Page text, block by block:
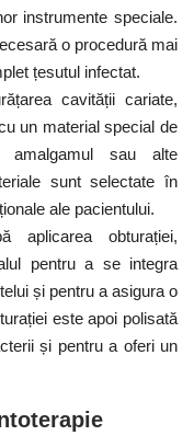
instrumente speciale.
o procedură mai
țesutul infectat.
cavității cariate,
un material special de
amalgamul sau alte
sunt selectate în
ale pacientului.
aplicarea obturației,
pentru a se integra
și pentru a asigura o
este apoi polisată
și pentru a oferi un